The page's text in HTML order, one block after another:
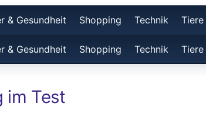
& Gesundheit Shopping Technik Tiere
& Gesundheit Shopping Technik Tiere
im Test